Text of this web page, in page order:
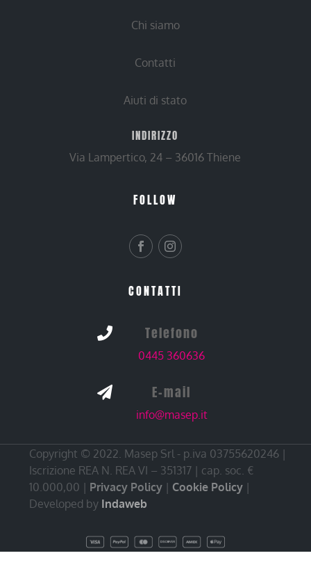
Chi siamo
Contatti
Aiuti di stato
INDIRIZZO
Via Lampertico, 24 – 36016 Thiene
FOLLOW
CONTATTI
 Telefono
0445 360636
 E-mail
info@masep.it
Copyright © 2022. Masep Srl - p.iva 03755620246 |
Iscrizione REA N. REA VI – 351317 | cap. soc. €
10.000,00 | Privacy Policy | Cookie Policy |
Developed by Indaweb